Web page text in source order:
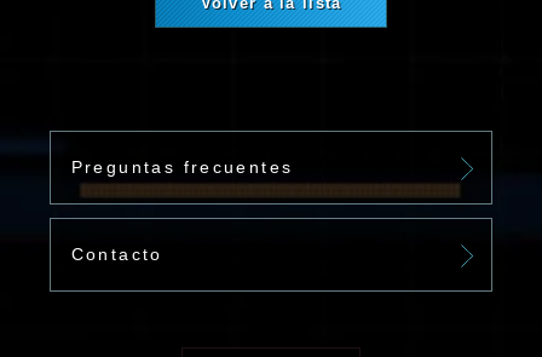
Preguntas frecuentes
Contacto